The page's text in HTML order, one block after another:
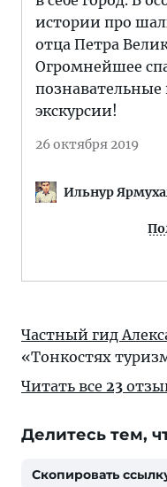
истории про
отца Петра
Огромнейшее
познавательные
экскурсии!
26 октября 2019
Ильнур
Частный гид
«Тонкостях
Читать все 23
Делитесь тем,
Скопировать